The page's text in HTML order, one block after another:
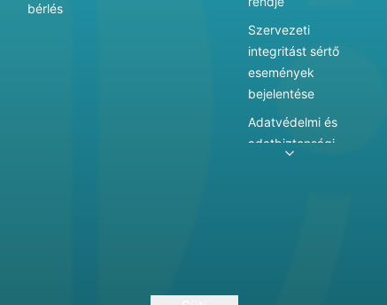
bérlés
Szervezeti
integritást sértő
események
bejelentése
Adatvédelmi és
adatbiztonsági